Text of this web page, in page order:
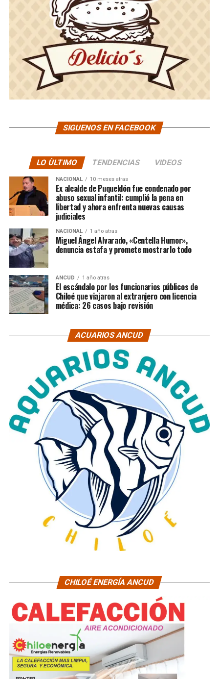
SIGUENOS EN FACEBOOK
LO ÙLTIMO TENDENCIAS VIDEOS
NACIONAL 10 meses atras
Ex alcalde de Puqueldón fue condenado por
abuso sexual infantil: cumplió la pena en
libertad y ahora enfrenta nuevas causas
judiciales
NACIONAL 1 año atras
Miguel Ángel Alvarado, «Centella Humor»,
denuncia estafa y promete mostrarlo todo
ANCUD 1 año atras
El escándalo por los funcionarios públicos de
Chiloé que viajaron al extranjero con licencia
médica: 26 casos bajo revisión
ACUARIOS ANCUD
CHILOÉ ENERGÍA ANCUD